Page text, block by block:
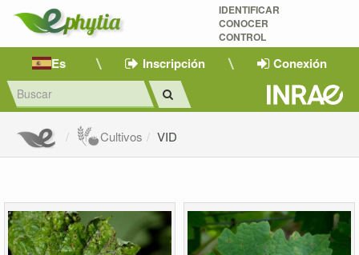
IDENTIFICAR
CONOCER
CONTROL
Es Inscripción Conexión
Cultivos VID